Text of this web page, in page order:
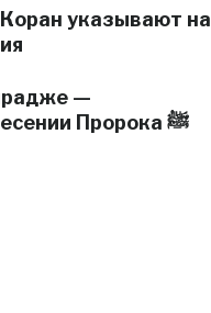
указывают на
—
вознесении Пророка ﷺ